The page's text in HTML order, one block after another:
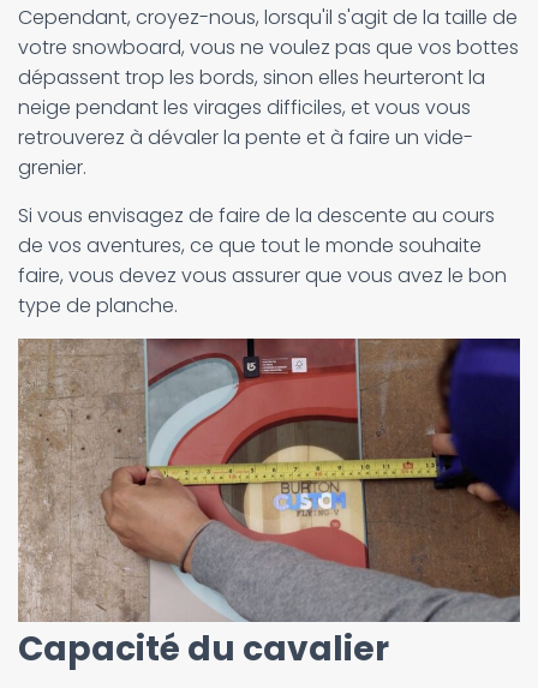
Cependant, croyez-nous, lorsqu'il s'agit de la taille de
votre snowboard, vous ne voulez pas que vos bottes
dépassent trop les bords, sinon elles heurteront la
neige pendant les virages difficiles, et vous vous
retrouverez à dévaler la pente et à faire un vide-
grenier.
Si vous envisagez de faire de la descente au cours
de vos aventures, ce que tout le monde souhaite
faire, vous devez vous assurer que vous avez le bon
type de planche.
Capacité du cavalier